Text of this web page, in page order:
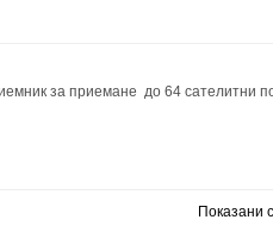
за приемане до 64 сателитни
Показани